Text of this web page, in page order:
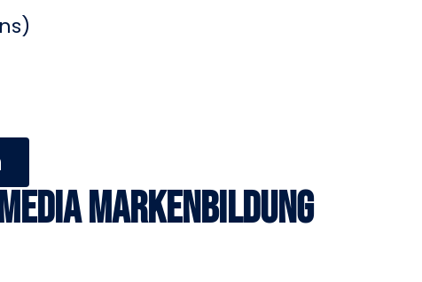
Markenbildung